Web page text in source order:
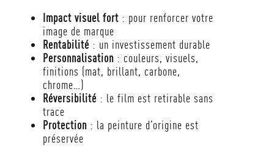
Impact visuel fort: pour renforcer votre
image de marque
Rentabilité : un investissement durable
Personnalisation: couleurs, visuels,
finitions (mat, brillant, carbone,
chrome…)
Réversibilité : le film est retirable sans
trace
Protection: la peinture d’origine est
préservée